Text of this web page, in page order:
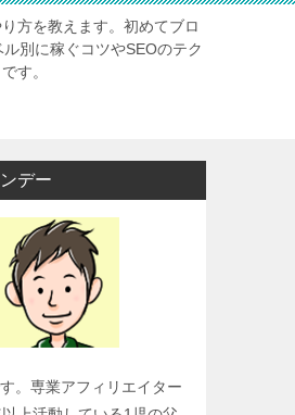
方を教えます。初めてブロ
別に稼ぐコツやSEOのテク
す。
デー
。専業アフィリエイター